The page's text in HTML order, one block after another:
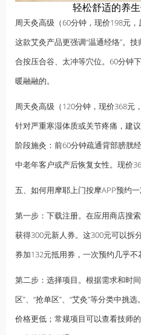
轻松舒适的养
周天灸高级（60分钟，现价198元，
这款艾灸产品更强调“温通经络”。
合按压合谷、太冲等穴位。60分钟
暖融融的。
周天灸高级（120分钟，现价368元
针对严重寒湿体质或关节疼痛，建
阶段施灸：前60分钟疏通背部膀胱
中老年客户或产后恢复女性。现价
五、如何用摩耶上门按摩APP预约
第一步：下载注册。在应用商店搜
获得300元新人券。这300元可以拆
券加132元抵用券，一次预约几乎不
第二步：选择项目。根据需求和时
区”、“抢单区”、“艾灸”等分类中挑
价格更低；常规项目可以查看技师